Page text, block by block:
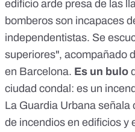
edificio arde presa de las
bomberos son incapaces
independentistas. Se
superiores", acompañado
en Barcelona. Es un bulo
ciudad condal: es un
La Guardia Urbana señala
de incendios en edificios y